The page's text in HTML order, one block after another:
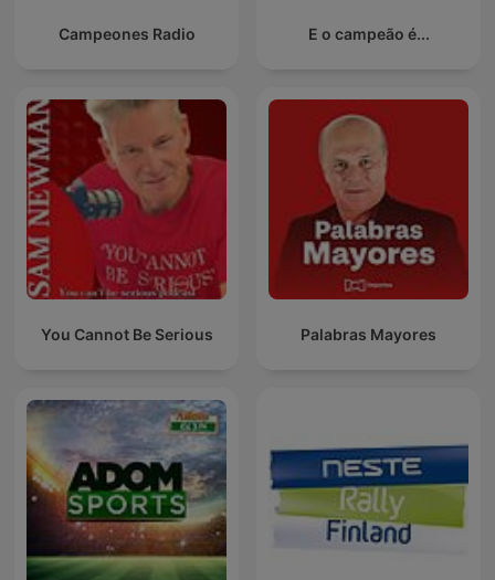
Campeones Radio E o campeão é...
You Cannot Be Serious Palabras Mayores